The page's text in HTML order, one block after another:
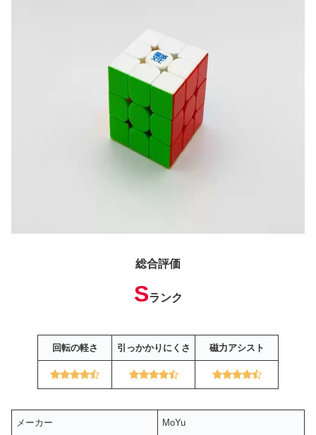
総合評価
Sランク
回転の軽さ 引っかかりにくさ 磁力アシスト
メーカー MoYu